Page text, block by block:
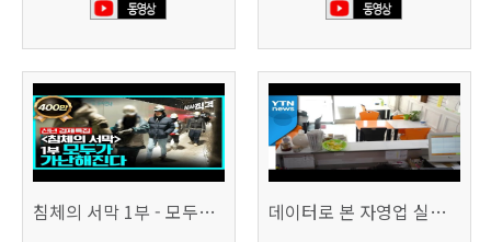
침체의 서막 1부 - 모두가 가난해진다 | 시사직격 신년특집 데이터로 본 자영업 실태 - 매출 '뚝', 장수 업소도 '휘청'